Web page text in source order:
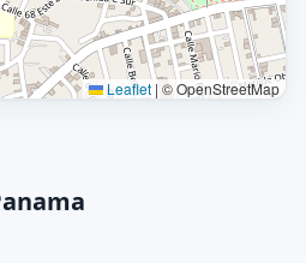
Leaflet | © OpenStreetMap